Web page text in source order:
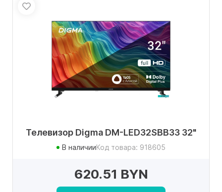
Телевизор Digma DM-LED32SBB33 32"
В наличииКод товара: 918605
620.51 BYN